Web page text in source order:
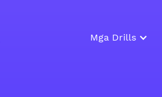
Mga Drills